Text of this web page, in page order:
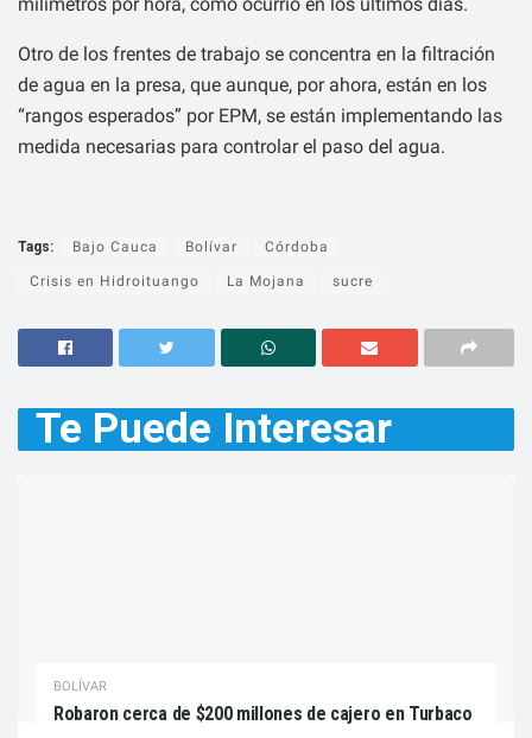
Otro de los frentes de trabajo se concentra en la filtración
de agua en la presa, que aunque, por ahora, están en los
“rangos esperados” por EPM, se están implementando las
medida necesarias para controlar el paso del agua.
Tags: Bajo Cauca Bolívar Córdoba
Crisis en Hidroituango La Mojana sucre
Te Puede Interesar
BOLÍVAR
Robaron cerca de $200 millones de cajero en Turbaco